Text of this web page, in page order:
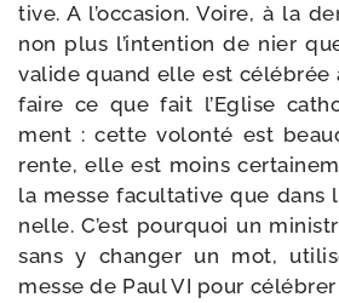
tive. A l’oc­ca­sion. Voire, à la
non plus l’in­ten­tion de nier
valide quand elle est célé­brée
faire ce que fait l’Eglise
ment : cette volon­té est
rente, elle est moins
la messe facul­ta­tive que
nelle. C’est pour­quoi un
sans y chan­ger un mot,
messe de Paul VI pour